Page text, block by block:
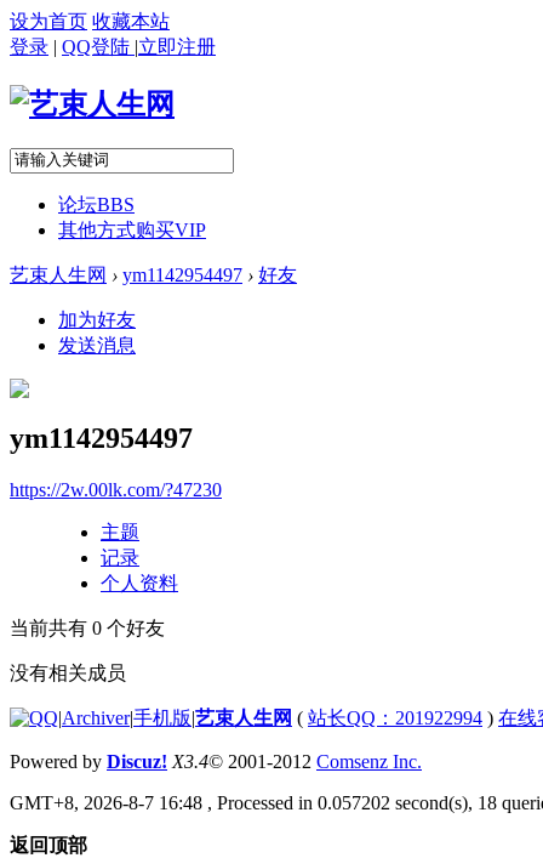
设为首页 收藏本站
登录 | QQ登陆 |立即注册
论坛BBS
其他方式购买VIP
艺束人生网 › ym1142954497 › 好友
加为好友
发送消息
ym1142954497
https://2w.00lk.com/?47230
主题
记录
个人资料
当前共有 0 个好友
没有相关成员
|Archiver|手机版|艺束人生网 ( 站长QQ：201922994 ) 在线
Powered by Discuz! X3.4© 2001-2012 Comsenz Inc.
GMT+8, 2026-8-7 16:48 , Processed in 0.057202 second(s), 18
返回顶部